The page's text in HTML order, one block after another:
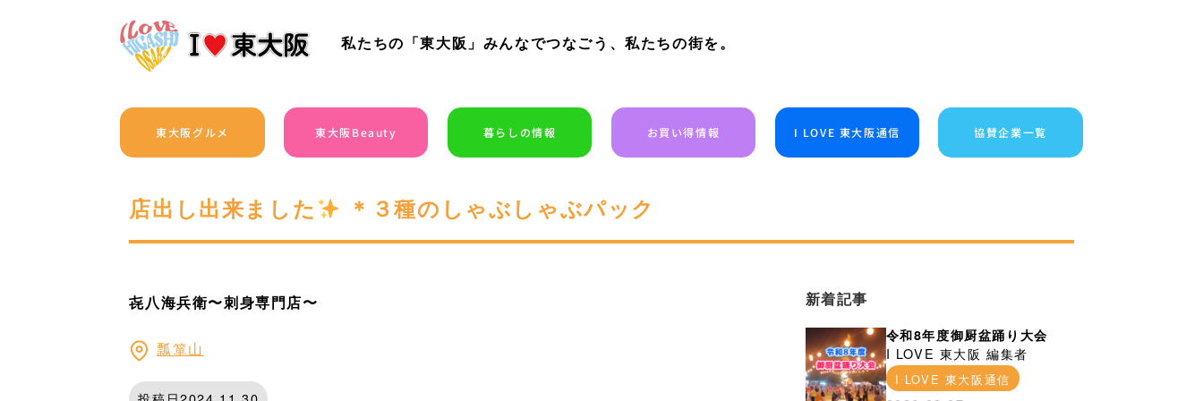
私たちの「東大阪」みんなでつなごう、私たちの街を。
東大阪グルメ 東大阪Beauty 暮らしの情報 お買い得情報 I LOVE 東大阪通信 協賛企業一覧
店出し出来ました ＊３種のしゃぶしゃぶパック
㐂八海兵衛〜刺身専門店〜
瓢箪山
新着記事
令和8年度御厨盆踊り大会
I LOVE 東大阪 編集者
I LOVE 東大阪通信